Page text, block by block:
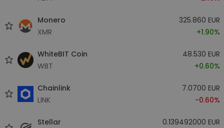
Monero
XMR
325.860 EUR
+1.90%
WhiteBIT Coin
WBT
48.530 EUR
+0.60%
Chainlink
LINK
7.0700 EUR
-0.60%
Stellar
0.139492000 EUR